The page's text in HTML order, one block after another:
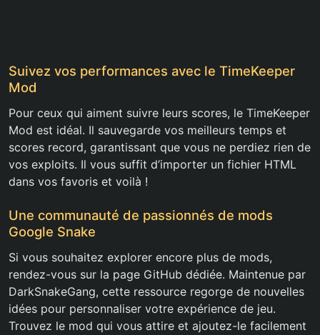
Suivez vos performances avec le TimeKeeper
Mod
Pour ceux qui aiment suivre leurs scores, le TimeKeeper
Mod est idéal. Il sauvegarde vos meilleurs temps et
scores record, garantissant que vous ne perdiez rien de
vos exploits. Il vous suffit d’importer un fichier HTML
dans vos favoris et voilà !
Une communauté de passionnés de mods
Google Snake
Si vous souhaitez explorer encore plus de mods,
rendez-vous sur la page GitHub dédiée. Maintenue par
DarkSnakeGang, cette ressource regorge de nouvelles
idées pour personnaliser votre expérience de jeu.
Trouvez le mod qui vous attire et ajoutez-le facilement